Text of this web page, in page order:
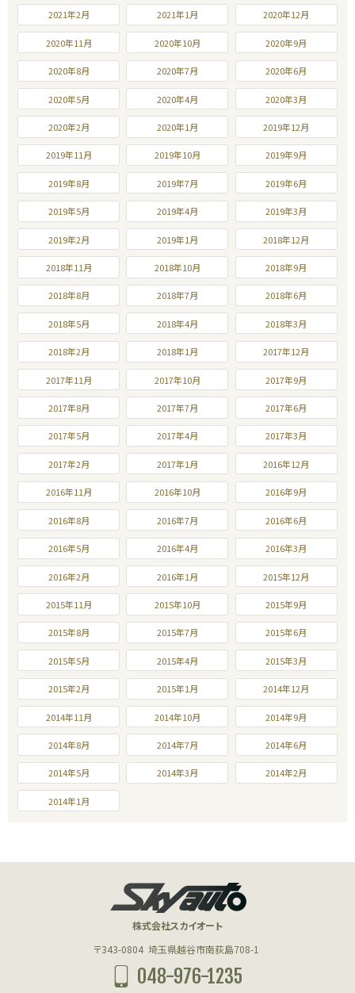
2021年2月 2021年1月 2020年12月
2020年11月 2020年10月 2020年9月
2020年8月 2020年7月 2020年6月
2020年5月 2020年4月 2020年3月
2020年2月 2020年1月 2019年12月
2019年11月 2019年10月 2019年9月
2019年8月 2019年7月 2019年6月
2019年5月 2019年4月 2019年3月
2019年2月 2019年1月 2018年12月
2018年11月 2018年10月 2018年9月
2018年8月 2018年7月 2018年6月
2018年5月 2018年4月 2018年3月
2018年2月 2018年1月 2017年12月
2017年11月 2017年10月 2017年9月
2017年8月 2017年7月 2017年6月
2017年5月 2017年4月 2017年3月
2017年2月 2017年1月 2016年12月
2016年11月 2016年10月 2016年9月
2016年8月 2016年7月 2016年6月
2016年5月 2016年4月 2016年3月
2016年2月 2016年1月 2015年12月
2015年11月 2015年10月 2015年9月
2015年8月 2015年7月 2015年6月
2015年5月 2015年4月 2015年3月
2015年2月 2015年1月 2014年12月
2014年11月 2014年10月 2014年9月
2014年8月 2014年7月 2014年6月
2014年5月 2014年3月 2014年2月
2014年1月
株式会社スカイオート
〒343-0804 埼玉県越谷市南荻島708-1
048-976-1235